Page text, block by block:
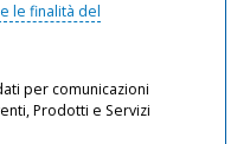
le finalità del
per comunicazioni
Prodotti e Servizi